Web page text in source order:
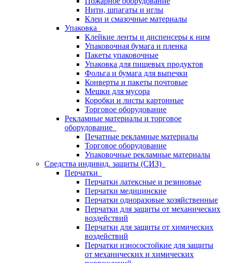
Нити, шпагаты и иглы
Клеи и смазочные материалы
Упаковка
Клейкие ленты и диспенсеры к ним
Упаковочная бумага и пленка
Пакеты упаковочные
Упаковка для пищевых продуктов
Фольга и бумага для выпечки
Конверты и пакеты почтовые
Мешки для мусора
Коробки и листы картонные
Торговое оборудование
Рекламные материалы и торговое
оборудование
Печатные рекламные материалы
Торговое оборудование
Упаковочные рекламные материалы
Средства индивид. защиты (СИЗ)
Перчатки
Перчатки латексные и резиновые
Перчатки медицинские
Перчатки одноразовые хозяйственные
Перчатки для защиты от механических
воздействий
Перчатки для защиты от химических
воздействий
Перчатки износостойкие для защиты
от механических и химических